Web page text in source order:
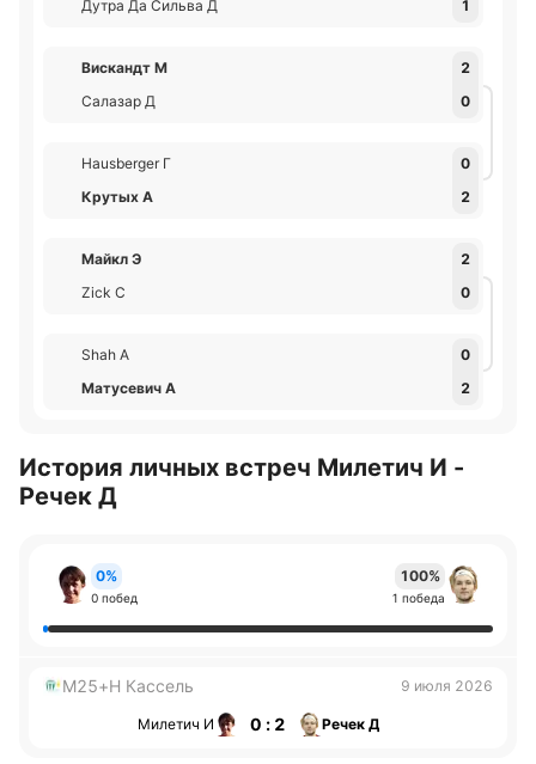
Дутра Да Сильва Д 1
Вискандт М
2
Салазар Д
0
Hausberger Г
0
Крутых А
2
Майкл Э
2
Zick С
0
Shah А
0
Матусевич А
2
История личных встреч Милетич И -
Речек Д
0%
0 побед
100%
1 победа
M25+H Кассель 9 июля 2026
Милетич И 0 : 2 Речек Д